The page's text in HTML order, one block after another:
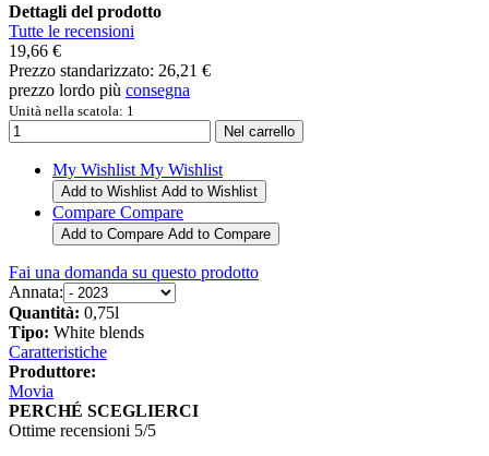
Dettagli del prodotto
Tutte le recensioni
19,66 €
Prezzo standarizzato: 26,21 €
prezzo lordo più consegna
Unità nella scatola: 1
My Wishlist My Wishlist
Add to Wishlist Add to Wishlist
Compare Compare
Add to Compare Add to Compare
Fai una domanda su questo prodotto
Annata:
Quantità: 0,75l
Tipo: White blends
Caratteristiche
Produttore:
Movia
PERCHÉ SCEGLIERCI
Ottime recensioni 5/5